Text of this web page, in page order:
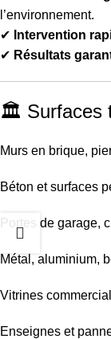
l’environnement.
✔ Intervention
✔ Résultats
🏛 Surfaces
Murs en brique,
Béton et surfaces
Portes de garage,
Métal, aluminium,
Vitrines
Enseignes et